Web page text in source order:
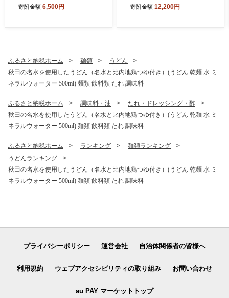
産 秋田 にかほ
寄附金額 6,500円
おこめ ご飯 ごはん 秋田県産
寄附金額 12,200円
ふるさと納税ホーム 麺類
うどん
秋田の名水を使用したうどん（名水と比内地鶏つゆ付き）(うどん 乾麺 水 ミ
ネラルウォーター 500ml) 麺類 飲料類 たれ 調味料
ふるさと納税ホーム 調味料・油
たれ・ドレッシング・酢
秋田の名水を使用したうどん（名水と比内地鶏つゆ付き）(うどん 乾麺 水 ミ
ネラルウォーター 500ml) 麺類 飲料類 たれ 調味料
ふるさと納税ホーム ランキング
麺類ランキング
うどんランキング
秋田の名水を使用したうどん（名水と比内地鶏つゆ付き）(うどん 乾麺 水 ミ
ネラルウォーター 500ml) 麺類 飲料類 たれ 調味料
プライバシーポリシー 運営会社 自治体関係者の皆様へ
利用規約 ウェブアクセシビリティの取り組み お問い合わせ
au PAY マーケットトップ